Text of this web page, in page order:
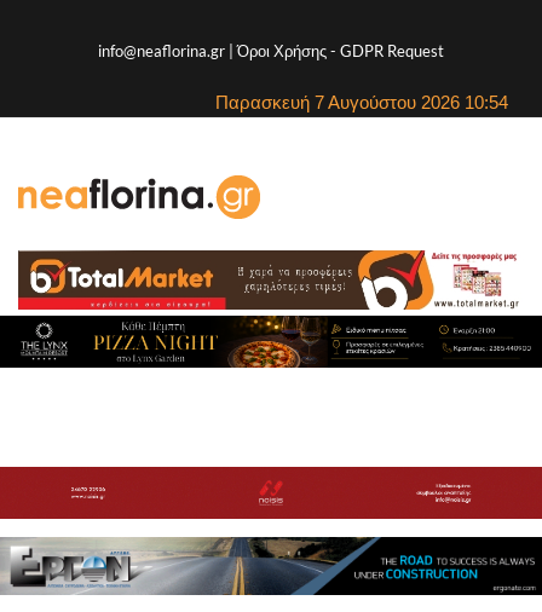
info@neaflorina.gr |Όροι Χρήσης- GDPR Request
Παρασκευή 7 Αυγούστου 2026 10:54